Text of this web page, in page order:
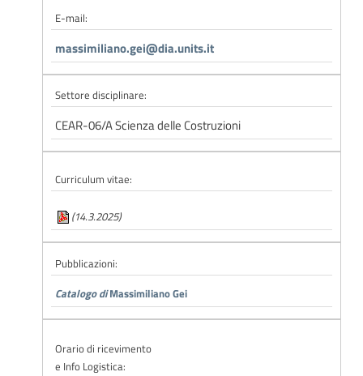
E-mail:
massimiliano.gei@dia.units.it
Settore disciplinare:
CEAR-06/A Scienza delle Costruzioni
Curriculum vitae:
(14.3.2025)
Pubblicazioni:
Catalogo diMassimiliano Gei
Orario di ricevimento
e Info Logistica: